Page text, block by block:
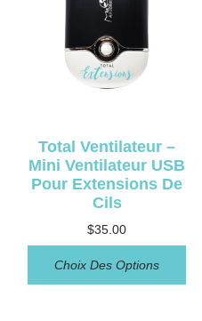
Total Ventilateur –
Mini Ventilateur USB
Pour Extensions De
Cils
$35.00
Choix Des Options